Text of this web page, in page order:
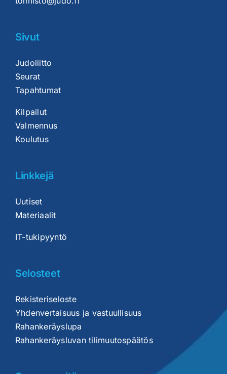
Sivut
Judoliitto
Seurat
Tapahtumat
Kilpailut
Valmennus
Koulutus
Linkkejä
Uutiset
Materiaalit
IT-tukipyyntö
Selosteet
Rekisteriseloste
Yhdenvertaisuus ja vastuullisuus
Rahankeräyslupa
Rahankeräysluvan tilimuutospäätös